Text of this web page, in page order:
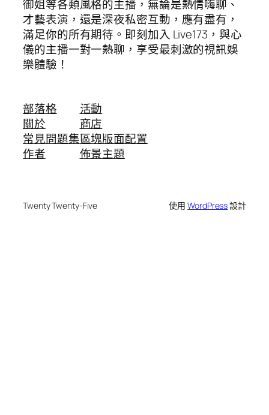
御姐等各類風格的主播，無論是熱情嗨聊、
才藝表演，還是深夜私密互動，應有盡有，
滿足你的所有期待。即刻加入 Live173，與心
儀的主播一對一熱聊，享受最刺激的視訊娛
樂體驗！
部落格
關於
常見問題集
作者
活動
商店
區塊版面配置
佈景主題
Twenty Twenty-Five 使用WordPress設計